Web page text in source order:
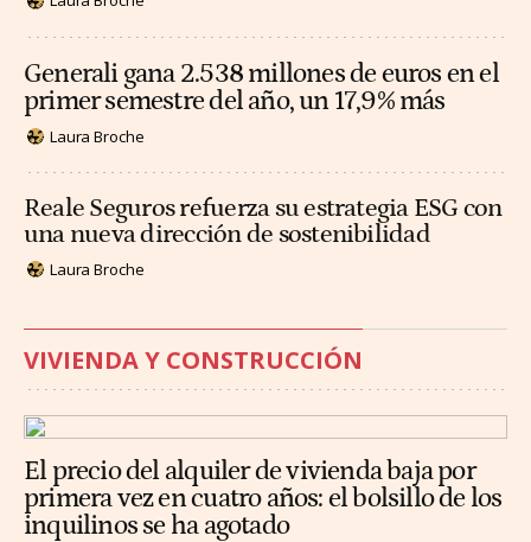
Generali gana 2.538 millones de euros en el
primer semestre del año, un 17,9% más
Laura Broche
Reale Seguros refuerza su estrategia ESG con
una nueva dirección de sostenibilidad
Laura Broche
VIVIENDA Y CONSTRUCCIÓN
El precio del alquiler de vivienda baja por
primera vez en cuatro años: el bolsillo de los
inquilinos se ha agotado